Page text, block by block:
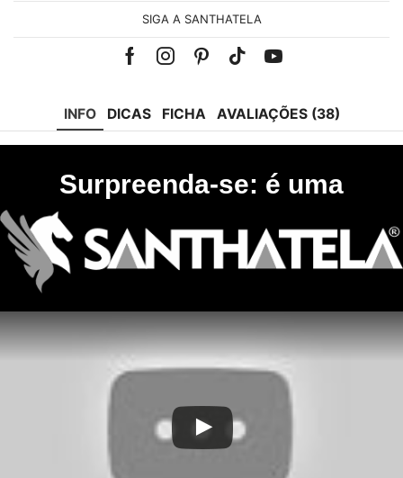
SIGA A SANTHATELA
FacebookInstagramPinterest
Tik-Youtube
INFO DICAS FICHA AVALIAÇÕES (38)
Surpreenda-se: é uma